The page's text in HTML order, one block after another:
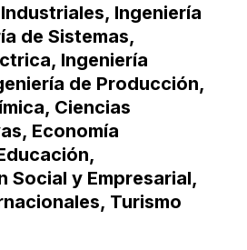
, Ingeniería
de Sistemas,
, Ingeniería
de Producción,
, Ciencias
, Economía
,
Social y Empresarial,
, Turismo